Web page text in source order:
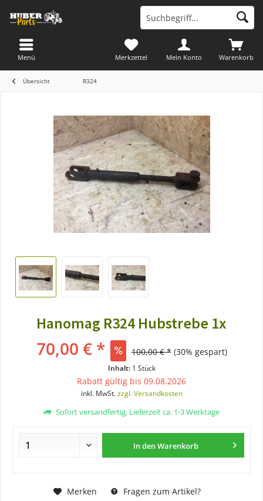
Warenkorb
Merkzettel Mein Konto
Menü
Übersicht R324
Hanomag R324 Hubstrebe 1x
70,00 € * 100,00 € * (30% gespart)
Inhalt: 1 Stück
Rabatt gültig bis 09.08.2026
inkl. MwSt.zzgl. Versandkosten
Sofort versandfertig, Lieferzeit ca. 1-3 Werktage
In denWarenkorb
Merken Fragen zum Artikel?